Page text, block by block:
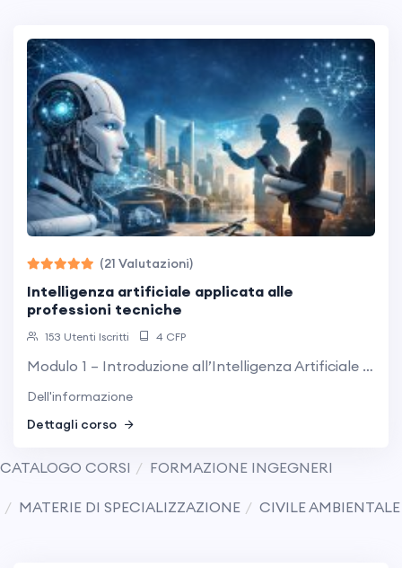
(21 Valutazioni)
intelligenza artificiale applicata alle
professioni tecniche
153 Utenti Iscritti 4 CFP
Modulo 1 – Introduzione all’Intelligenza Artificiale e ChatGPT Cos’è l’Intelligenza Artificiale? Definizioni e principi di base ChatGPT-4 e altri strumenti AI: Panoramica e casi d’uso Come funziona un modello AI generativo? Meccanismi di apprendimento e generazione dei contenuti ...
Dell'informazione
Dettagli corso
CATALOGO CORSI FORMAZIONE INGEGNERI
MATERIE DI SPECIALIZZAZIONE CIVILE AMBIENTALE